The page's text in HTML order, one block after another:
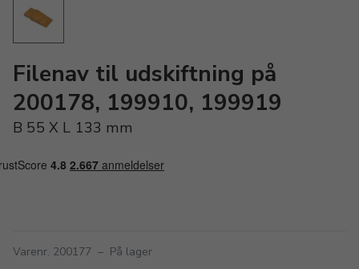
Filenav til udskiftning på
200178, 199910, 199919
B 55 X L 133 mm
Varenr. 200177 – På lager